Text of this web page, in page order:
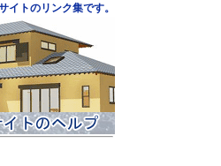
トのリンク集です。